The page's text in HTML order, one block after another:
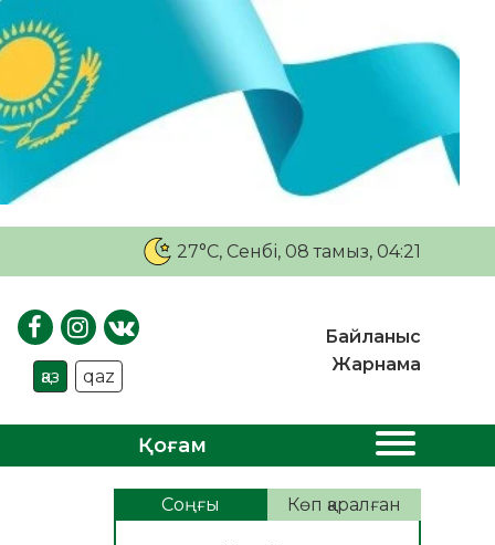
27°C, Сенбі, 08 тамыз, 04:21
қаз qaz
Байланыс
Жарнама
Қоғам
Соңғы Көп қаралған